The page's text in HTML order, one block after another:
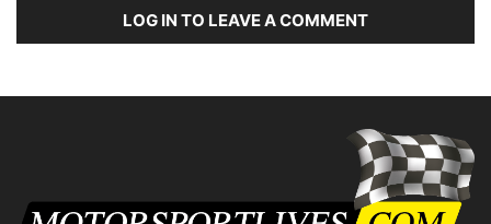
LOG IN TO LEAVE A COMMENT